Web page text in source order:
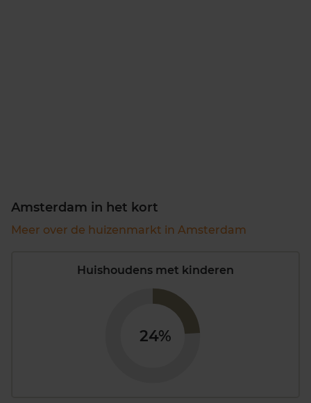
Amsterdam in het kort
Meer over de huizenmarkt in Amsterdam
Huishoudens met kinderen
24%